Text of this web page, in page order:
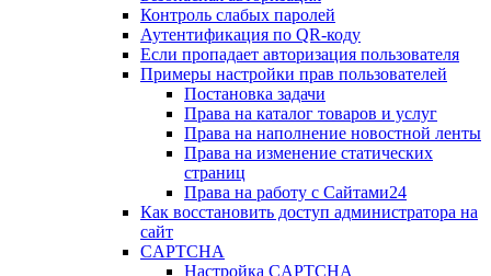
Контроль слабых паролей
Аутентификация по QR-коду
Если пропадает авторизация пользователя
Примеры настройки прав пользователей
Постановка задачи
Права на каталог товаров и услуг
Права на наполнение новостной ленты
Права на изменение статических
страниц
Права на работу с Сайтами24
Как восстановить доступ администратора на
сайт
CAPTCHA
Настройка CAPTCHA